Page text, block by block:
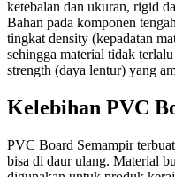
ketebalan dan ukuran, rigid
Bahan pada komponen
tingkat density (kepadatan
sehingga material tidak
strength (daya lentur) yang
Kelebihan PVC
PVC Board Semampir
bisa di daur ulang. Material